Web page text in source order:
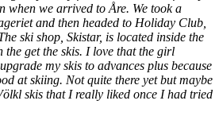
when we arrived to Åre. We took a
and then headed to Holiday Club,
ski shop, Skistar, is located inside the
the get the skis. I love that the girl
my skis to advances plus because
at skiing. Not quite there yet but maybe
skis that I really liked once I had tried